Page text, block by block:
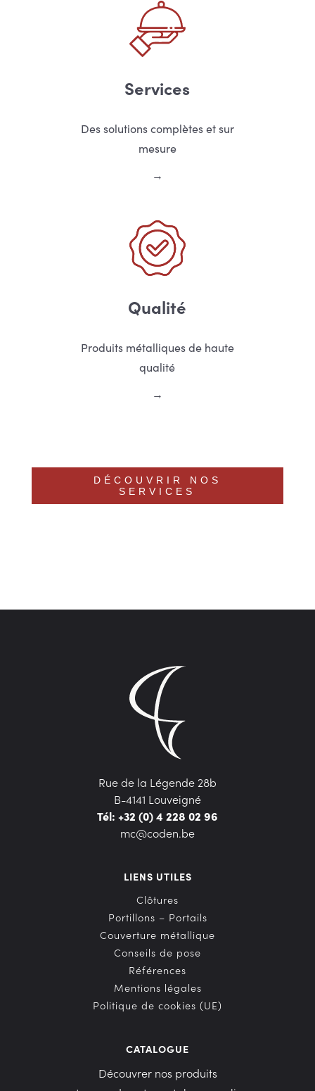
Services
Des solutions complètes et sur
mesure
Qualité
Produits métalliques de haute
qualité
DÉCOUVRIR NOS
SERVICES
Rue de la Légende 28b
B-4141 Louveigné
Tél: +32 (0) 4 228 02 96
mc@coden.be
LIENS UTILES
Clôtures
Portillons – Portails
Couverture métallique
Conseils de pose
Références
Mentions légales
Politique de cookies (UE)
CATALOGUE
Découvrer nos produits